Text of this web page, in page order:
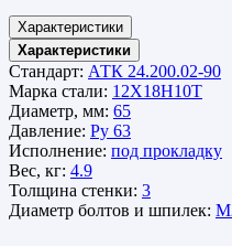
Характеристики
Характеристики
Стандарт: АТК 24.200.02-90
Марка стали: 12Х18Н10Т
Диаметр, мм: 65
Давление: Ру 63
Исполнение: под прокладку
Вес, кг: 4.9
Толщина стенки: 3
Диаметр болтов и шпилек: